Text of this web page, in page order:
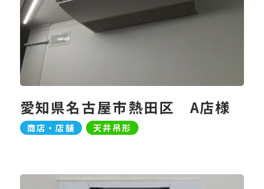
愛知県名古屋市熱田区 A店様
商店・店舗 天井吊形